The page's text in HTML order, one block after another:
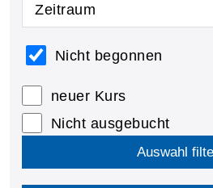
Zeitraum
Nicht begonnen
neuer Kurs
Nicht ausgebucht
Auswahl